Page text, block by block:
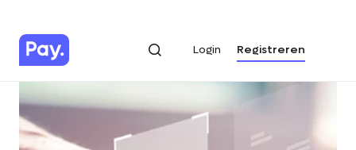
Login Registreren
Login Registreren